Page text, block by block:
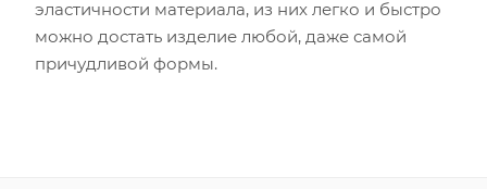
эластичности материала, из них легко и быстро
можно достать изделие любой, даже самой
причудливой формы.